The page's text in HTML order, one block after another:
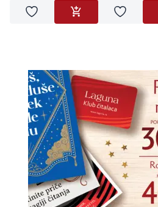
Dodaj u omiljeneDODAJ U KORPU
Dodaj u